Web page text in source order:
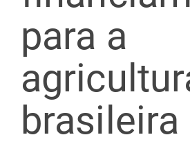
para a
brasileira